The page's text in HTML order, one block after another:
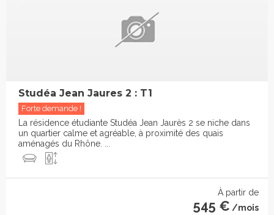
Studéa Jean Jaures 2 : T1
Forte demande !
La résidence étudiante Studéa Jean Jaurès 2 se niche dans
un quartier calme et agréable, à proximité des quais
aménagés du Rhône. ...
À partir de
545 € /mois